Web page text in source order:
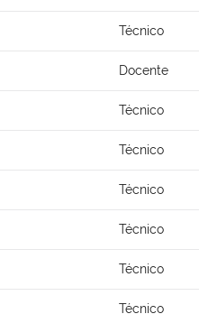
Técnico
Docente
Técnico
Técnico
Técnico
Técnico
Técnico
Técnico